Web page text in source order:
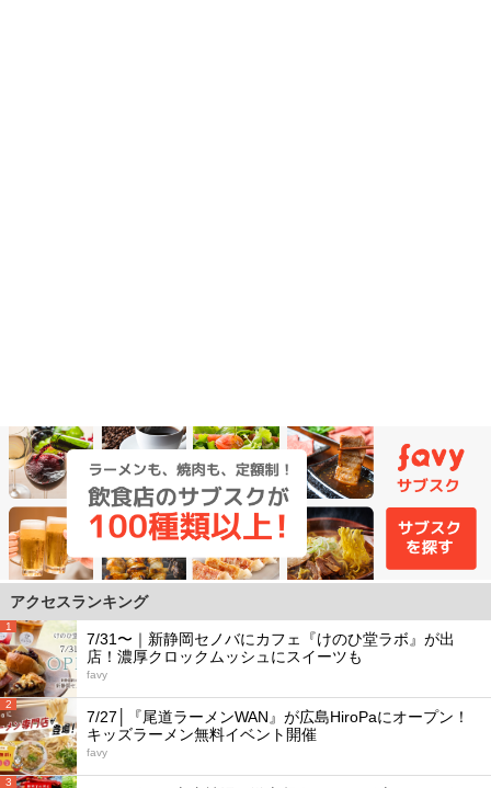
アクセスランキング
1
7/31〜｜新静岡セノバにカフェ『けのひ堂ラボ』が出
店！濃厚クロックムッシュにスイーツも
favy
2
7/27│『尾道ラーメンWAN』が広島HiroPaにオープン！
キッズラーメン無料イベント開催
favy
3